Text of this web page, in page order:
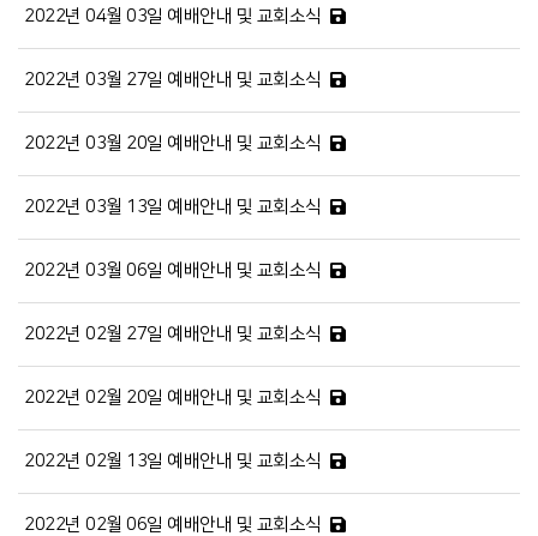
2022년 04월 03일 예배안내 및 교회소식
2022년 03월 27일 예배안내 및 교회소식
2022년 03월 20일 예배안내 및 교회소식
2022년 03월 13일 예배안내 및 교회소식
2022년 03월 06일 예배안내 및 교회소식
2022년 02월 27일 예배안내 및 교회소식
2022년 02월 20일 예배안내 및 교회소식
2022년 02월 13일 예배안내 및 교회소식
2022년 02월 06일 예배안내 및 교회소식